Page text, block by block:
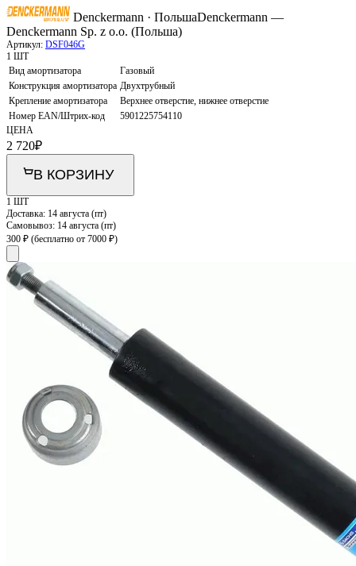
Denckermann · ПольшаDenckermann —
Denckermann Sp. z o.o. (Польша)
Артикул: DSF046G
1 ШТ
Вид амортизатора
Газовый
Конструкция амортизатора Двухтрубный
Крепление амортизатора
Верхнее отверстие, нижнее отверстие
Номер EAN/Штрих-код
5901225754110
ЦЕНА
2 720₽
В КОРЗИНУ
1 ШТ
Доставка: 14 августа (пт)
Самовывоз: 14 августа (пт)
300 ₽ (бесплатно от 7000 ₽)